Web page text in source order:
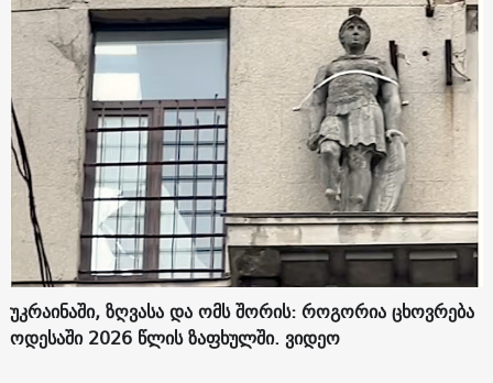
უკრაინაში, ზღვასა და ომს შორის: როგორია ცხოვრება
ოდესაში 2026 წლის ზაფხულში. ვიდეო